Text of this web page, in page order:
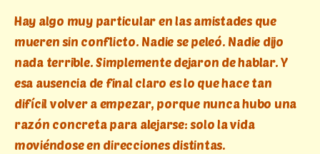
Hay algo muy particular en las amistades que
mueren sin conflicto. Nadie se peleó. Nadie dijo
nada terrible. Simplemente dejaron de hablar. Y
esa ausencia de final claro es lo que hace tan
difícil volver a empezar, porque nunca hubo una
razón concreta para alejarse: solo la vida
moviéndose en direcciones distintas.